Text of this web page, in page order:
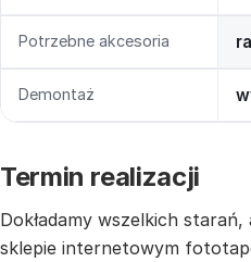
Potrzebne akcesoria
Demontaż
Termin realizacji
Dokładamy wszelkich
sklepie internetowym